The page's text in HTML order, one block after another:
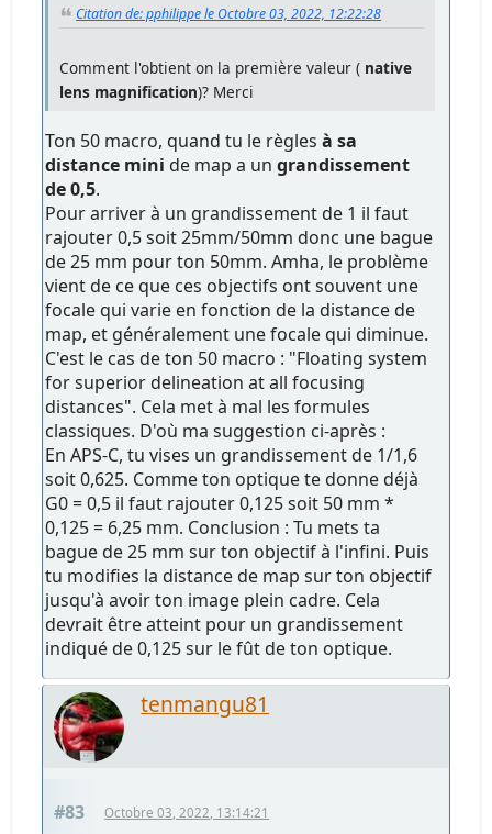
Citation de: pphilippe le Octobre 03, 2022, 12:22:28
Comment l'obtient on la première valeur ( native
lens magnification)? Merci
Ton 50 macro, quand tu le règles à sa
distance mini de map a ungrandissement
de 0,5.
Pour arriver à un grandissement de 1 il faut
rajouter 0,5 soit 25mm/50mm donc une bague
de 25 mm pour ton 50mm. Amha, le problème
vient de ce que ces objectifs ont souvent une
focale qui varie en fonction de la distance de
map, et généralement une focale qui diminue.
C'est le cas de ton 50 macro : "Floating system
for superior delineation at all focusing
distances". Cela met à mal les formules
classiques. D'où ma suggestion ci-après :
En APS-C, tu vises un grandissement de 1/1,6
soit 0,625. Comme ton optique te donne déjà
G0 = 0,5 il faut rajouter 0,125 soit 50 mm *
0,125 = 6,25 mm. Conclusion : Tu mets ta
bague de 25 mm sur ton objectif à l'infini. Puis
tu modifies la distance de map sur ton objectif
jusqu'à avoir ton image plein cadre. Cela
devrait être atteint pour un grandissement
indiqué de 0,125 sur le fût de ton optique.
tenmangu81
#83 Octobre 03, 2022, 13:14:21